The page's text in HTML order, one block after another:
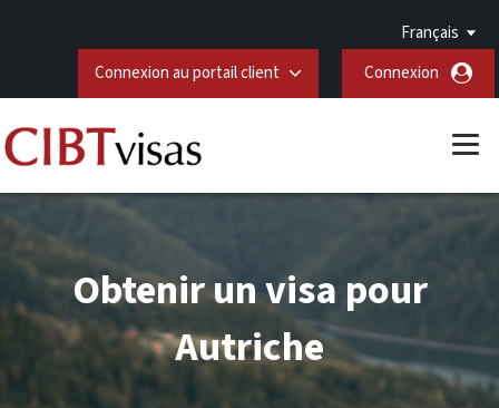
Français
Connexion au portail client
Connexion
Obtenir un visa pour
Autriche